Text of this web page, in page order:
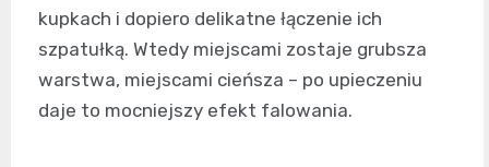
kupkach i dopiero delikatne łączenie ich
szpatułką. Wtedy miejscami zostaje grubsza
warstwa, miejscami cieńsza – po upieczeniu
daje to mocniejszy efekt falowania.